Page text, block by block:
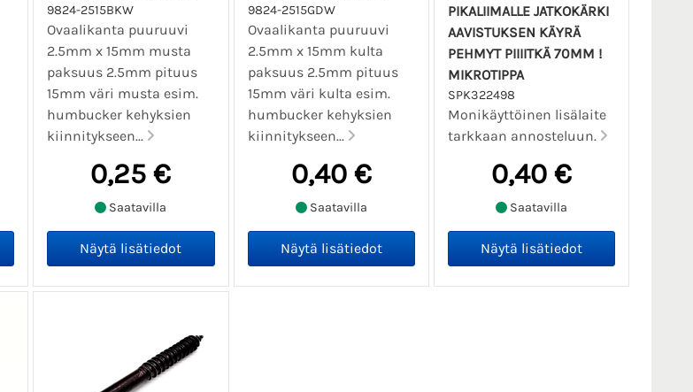
9824-2515BKW
Ovaalikanta puuruuvi
2.5mm x 15mm musta
paksuus 2.5mm pituus
15mm väri musta esim.
humbucker kehyksien
kiinnitykseen...
0,25 €
Saatavilla
9824-2515GDW
Ovaalikanta puuruuvi
2.5mm x 15mm kulta
paksuus 2.5mm pituus
15mm väri kulta esim.
humbucker kehyksien
kiinnitykseen...
0,40 €
Saatavilla
PIKALIIMALLE JATKOKÄRKI
AAVISTUKSEN KÄYRÄ
PEHMYT PIIIITKÄ 70MM !
MIKROTIPPA
SPK322498
Monikäyttöinen lisälaite
tarkkaan annosteluun.
0,40 €
Saatavilla